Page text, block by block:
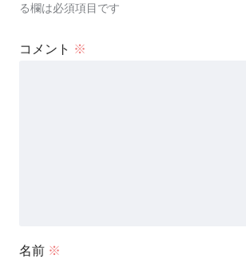
る欄は必須項目です
コメント ※
名前 ※